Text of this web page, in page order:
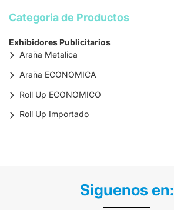
Categoria de Productos
Exhibidores Publicitarios
Araña Metalica
Araña ECONOMICA
Roll Up ECONOMICO
Roll Up Importado
Siguenos en: